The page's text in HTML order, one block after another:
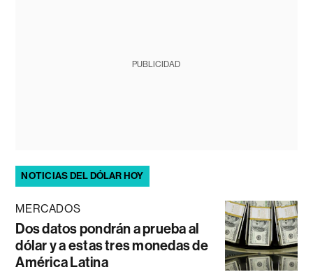
PUBLICIDAD
NOTICIAS DEL DÓLAR HOY
MERCADOS
Dos datos pondrán a prueba al
dólar y a estas tres monedas de
América Latina